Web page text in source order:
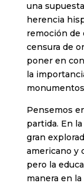
una
herencia
remoción de
censura de
poner en
la
Pensemos
partida. En
gran
americano y
pero la
manera en